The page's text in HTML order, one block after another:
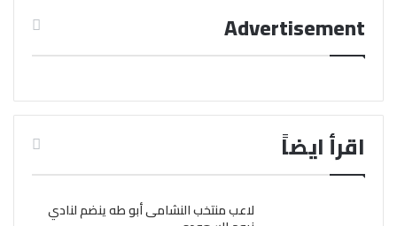
Advertisement
اقرأ ايضاً
لاعب منتخب النشامى أبو طه ينضم لنادي